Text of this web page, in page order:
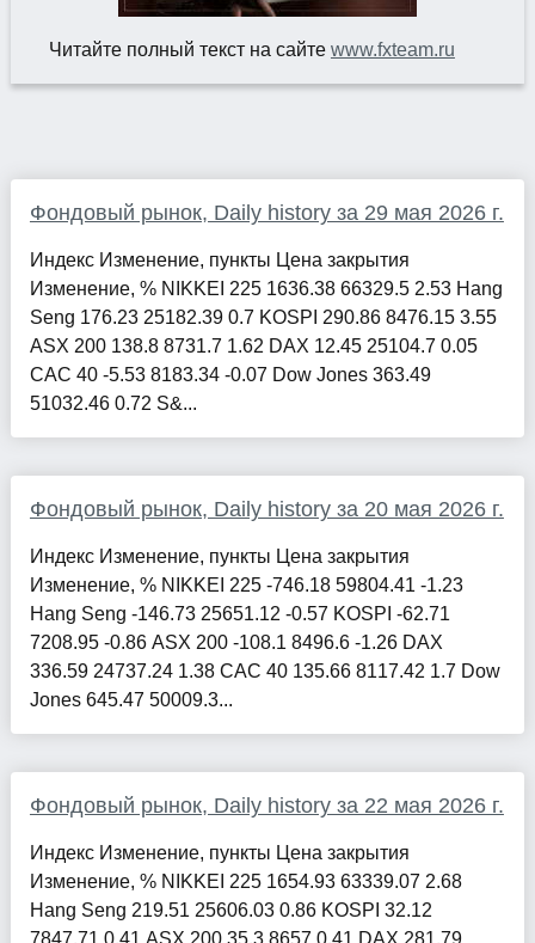
Читайте полный текст на сайте www.fxteam.ru
Фондовый рынок, Daily history за 29 мая 2026 г.
Индекс Изменение, пункты Цена закрытия
Изменение, % NIKKEI 225 1636.38 66329.5 2.53 Hang
Seng 176.23 25182.39 0.7 KOSPI 290.86 8476.15 3.55
ASX 200 138.8 8731.7 1.62 DAX 12.45 25104.7 0.05
CAC 40 -5.53 8183.34 -0.07 Dow Jones 363.49
51032.46 0.72 S&...
Фондовый рынок, Daily history за 20 мая 2026 г.
Индекс Изменение, пункты Цена закрытия
Изменение, % NIKKEI 225 -746.18 59804.41 -1.23
Hang Seng -146.73 25651.12 -0.57 KOSPI -62.71
7208.95 -0.86 ASX 200 -108.1 8496.6 -1.26 DAX
336.59 24737.24 1.38 CAC 40 135.66 8117.42 1.7 Dow
Jones 645.47 50009.3...
Фондовый рынок, Daily history за 22 мая 2026 г.
Индекс Изменение, пункты Цена закрытия
Изменение, % NIKKEI 225 1654.93 63339.07 2.68
Hang Seng 219.51 25606.03 0.86 KOSPI 32.12